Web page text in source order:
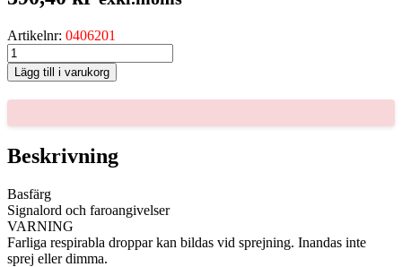
Artikelnr: 0406201
BIFROST
PÄRLGRÅ
2,
1-
mängd
Lägg till i varukorg
Beskrivning
Basfärg
Signalord och faroangivelser
VARNING
Farliga respirabla droppar kan bildas vid sprejning. Inandas inte
sprej eller dimma.